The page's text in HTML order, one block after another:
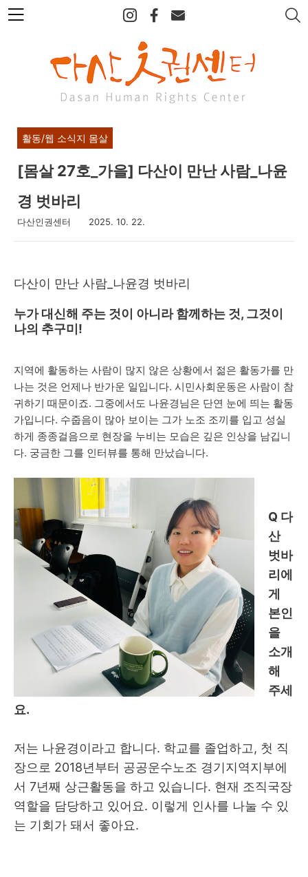
본
문
활동/웹 소식지 몸살
[몸살 27호_가을] 다산이 만난 사람_나윤
경 벗바리
다산인권센터 2025. 10. 22.
다산이 만난 사람_나윤경 벗바리
누가 대신해 주는 것이 아니라 함께하는 것, 그것이
나의 추구미!
지역에 활동하는 사람이 많지 않은 상황에서 젊은 활동가를 만
나는 것은 언제나 반가운 일입니다. 시민사회운동은 사람이 참
귀하기 때문이죠. 그중에서도 나윤경님은 단연 눈에 띄는 활동
가입니다. 수줍음이 많아 보이는 그가 노조 조끼를 입고 성실
하게 종종걸음으로 현장을 누비는 모습은 깊은 인상을 남깁니
다. 궁금한 그를 인터뷰를 통해 만났습니다.
Q 다
산
벗바
리에
게
본인
을
소개
해
주세
요.
저는 나윤경이라고 합니다. 학교를 졸업하고 , 첫 직
장으로 2018년부터 공공운수노조 경기지역지부에
서 7년째 상근활동을 하고 있습니다. 현재 조직국장
역할을 담당하고 있어요. 이렇게 인사를 나눌 수 있
는 기회가 돼서 좋아요.